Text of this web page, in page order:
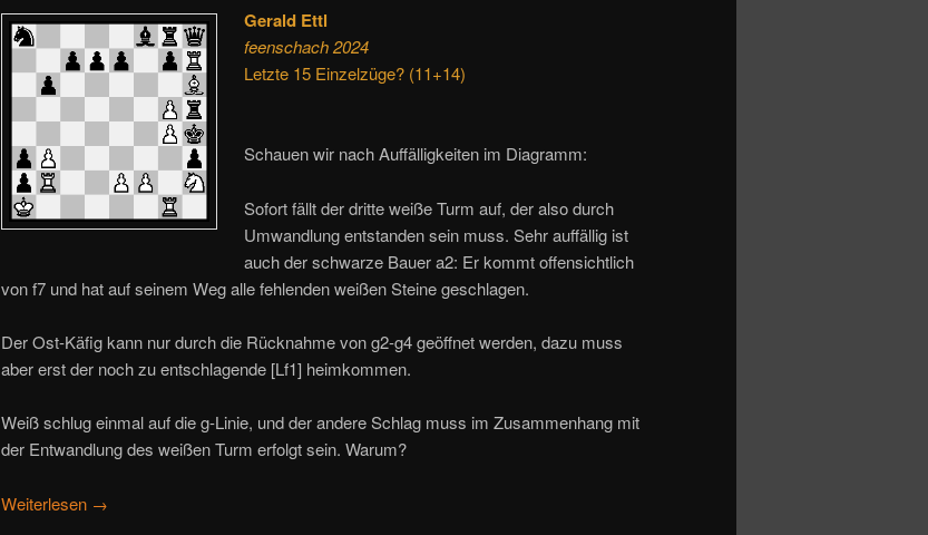
Gerald Ettl
feenschach 2024
Letzte 15 Einzelzüge? (11+14)
Schauen wir nach Auffälligkeiten im Diagramm:
Sofort fällt der dritte weiße Turm auf, der also durch
Umwandlung entstanden sein muss. Sehr auffällig ist
auch der schwarze Bauer a2: Er kommt offensichtlich
von f7 und hat auf seinem Weg alle fehlenden weißen Steine geschlagen.
Der Ost-Käfig kann nur durch die Rücknahme von g2-g4 geöffnet werden, dazu muss
aber erst der noch zu entschlagende [Lf1] heimkommen.
Weiß schlug einmal auf die g-Linie, und der andere Schlag muss im Zusammenhang mit
der Entwandlung des weißen Turm erfolgt sein. Warum?
Weiterlesen →